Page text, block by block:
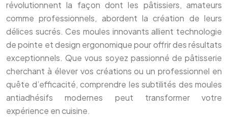
révolutionnent la façon dont les pâtissiers, amateurs
comme professionnels, abordent la création de leurs
délices sucrés. Ces moules innovants allient technologie
de pointe et design ergonomique pour offrir des résultats
exceptionnels. Que vous soyez passionné de pâtisserie
cherchant à élever vos créations ou un professionnel en
quête d’efficacité, comprendre les subtilités des moules
antiadhésifs modernes peut transformer votre
expérience en cuisine.